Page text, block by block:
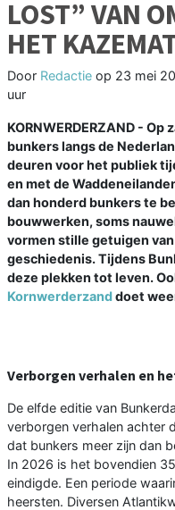
LOST” VAN
HET
Door Redactie op 23 mei
uur
KORNWERDERZAND -
bunkers langs de
deuren voor het publiek
en met de
dan honderd bunkers te
bouwwerken, soms
vormen stille getuigen
geschiedenis. Tijdens
deze plekken tot leven.
Kornwerderzanddoet
Verborgen verhalen en
De elfde editie van
verborgen verhalen achter
dat bunkers meer zijn dan
In 2026 is het bovendien
eindigde. Een periode
heersten. Diversen